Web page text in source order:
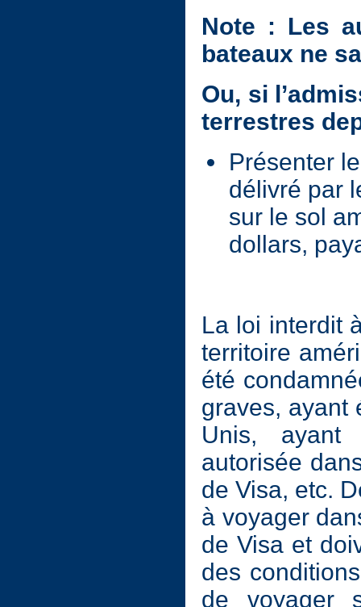
Note : Les
bateaux ne
Ou, si
terrestres
Présenter
délivré par
sur le sol
dollars,
La loi interdit
territoire
été
graves, ayant
Unis, ayant
autorisée
de Visa, etc.
à voyager
de Visa et
des
de voyager